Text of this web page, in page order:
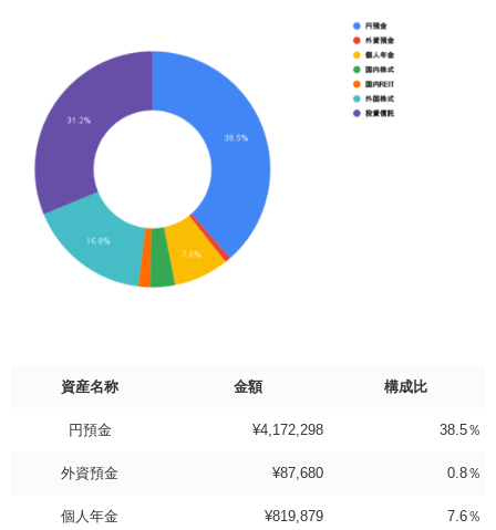
資産名称 金額 構成比
円預金 ¥4,172,298 38.5％
外資預金 ¥87,680 0.8％
個人年金 ¥819,879 7.6％